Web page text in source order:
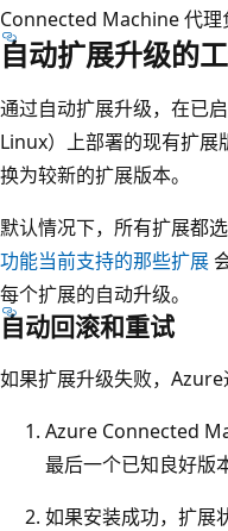
Connected Machine 代理
自动扩展升级的
通过自动扩展升级，在已
Linux）上部署的现有扩展
换为较新的扩展版本。
默认情况下，所有扩展都
功能当前支持的那些扩展
每个扩展的自动升级。
自动回滚和重试
如果扩展升级失败，Azure
Azure Connected
最后一个已知良好版
如果安装成功，扩展